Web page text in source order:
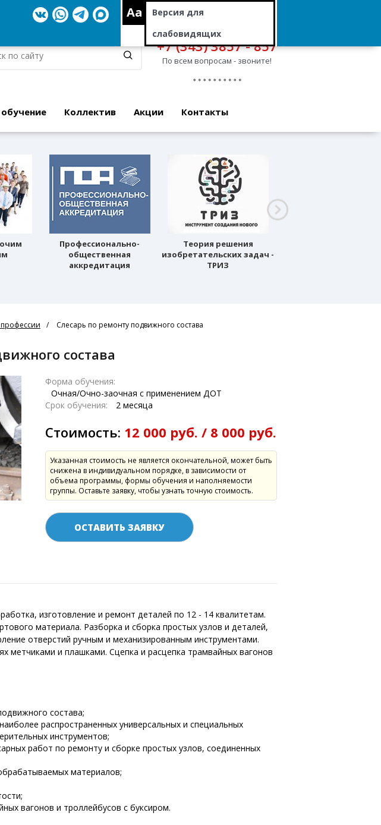
Aa
Версия для
слабовидящих
+7 (343) 3857 - 857
По всем вопросам - звоните!
Коллектив Акции Контакты
Профессионально-
общественная
аккредитация
Теория решения
изобретательских задач -
ТРИЗ
Слесарь по ремонту подвижного состава
состава
Форма обучения:
Очная/Очно-заочная с применением ДОТ
Срок обучения:
2 месяца
Стоимость: 12 000 руб. / 8 000 руб.
Указанная стоимость не является окончательной, может быть
снижена в индивидуальном порядке, в зависимости от
объема программы, формы обучения и наполняемости
группы. Оставьте заявку, чтобы узнать точную стоимость.
ОСТАВИТЬ ЗАЯВКУ
изготовление и ремонт деталей по 12 - 14 квалитетам.
материала. Разборка и сборка простых узлов и деталей,
отверстий ручным и механизированным инструментами.
метчиками и плашками. Сцепка и расцепка трамвайных вагонов
состава;
распространенных универсальных и специальных
инструментов;
работ по ремонту и сборке простых узлов, соединенных
материалов;
вагонов и троллейбусов с буксиром.